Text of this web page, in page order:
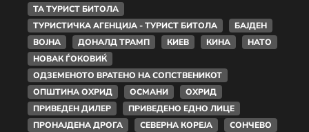
ТА ТУРИСТ БИТОЛА
ТУРИСТИЧКА АГЕНЦИЈА - ТУРИСТ БИТОЛА
БАЈДЕН
ВОЈНА
ДОНАЛД ТРАМП КИЕВ КИНА
НАТО
НОВАК ЃОКОВИЌ
ОДЗЕМЕНОТО ВРАТЕНО НА СОПСТВЕНИКОТ
ОПШТИНА ОХРИД
ОСМАНИ
ОХРИД
ПРИВЕДЕН ДИЛЕР
ПРИВЕДЕНО ЕДНО ЛИЦЕ
ПРОНАЈДЕНА ДРОГА
СЕВЕРНА КОРЕЈА
СОНЧЕВО